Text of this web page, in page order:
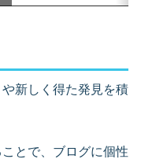
新しく得た発見を積
とで、ブログに個性